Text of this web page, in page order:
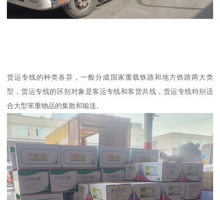
货运专线的种类各异，一般分成国家重载铁路和地方铁路两大类
型，货运专线的区别对象是客运专线和客货共线，货运专线特别适
合大型笨重物品的集散和输送。